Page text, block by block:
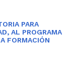
PARA
AL PROGRAMA
FORMACIÓN